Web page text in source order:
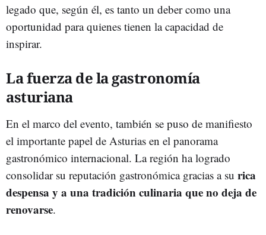
legado que, según él, es tanto un deber como una
oportunidad para quienes tienen la capacidad de
inspirar.
La fuerza de la gastronomía
asturiana
En el marco del evento, también se puso de manifiesto
el importante papel de Asturias en el panorama
gastronómico internacional. La región ha logrado
consolidar su reputación gastronómica gracias a su rica
despensa y a una tradición culinaria que no deja de
renovarse.